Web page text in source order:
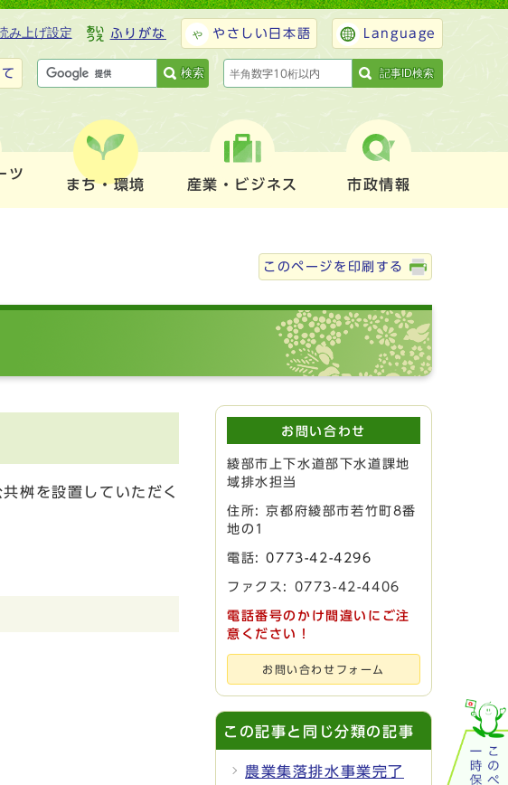
み上げ設定 ふりがな やさしい日本語 Language
検索 記事ID検索
ツ
まち・環境 産業・ビジネス 市政情報
このページを印刷する
桝を設置していただく
お問い合わせ
綾部市上下水道部下水道課地
域排水担当
住所: 京都府綾部市若竹町8番
地の1
電話:0773-42-4296
ファクス: 0773-42-4406
電話番号のかけ間違いにご注
意ください！
お問い合わせフォーム
この記事と同じ分類の記事
農業集落排水事業完了